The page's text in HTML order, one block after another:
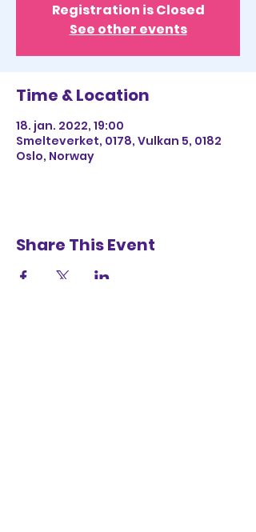
Registration is Closed
See other events
Time & Location
18. jan. 2022, 19:00
Smelteverket, 0178, Vulkan 5, 0182
Oslo, Norway
Share This Event